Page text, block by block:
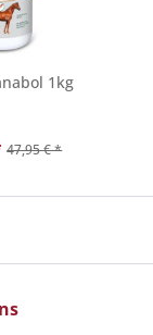
1kg
47,95 € *